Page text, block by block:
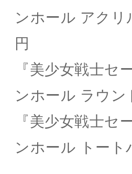
ンホール アク
円
『美少女戦士セ
ンホール ラウ
『美少女戦士セ
ンホール トー